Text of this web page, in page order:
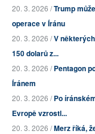
20. 3. 2026 /Trump
operace v Íránu
20. 3. 2026 /V
150 dolarů z...
20. 3. 2026 /Pentagon
Íránem
20. 3. 2026 /Po
Evropě vzrostl...
20. 3. 2026 /Merz říká,